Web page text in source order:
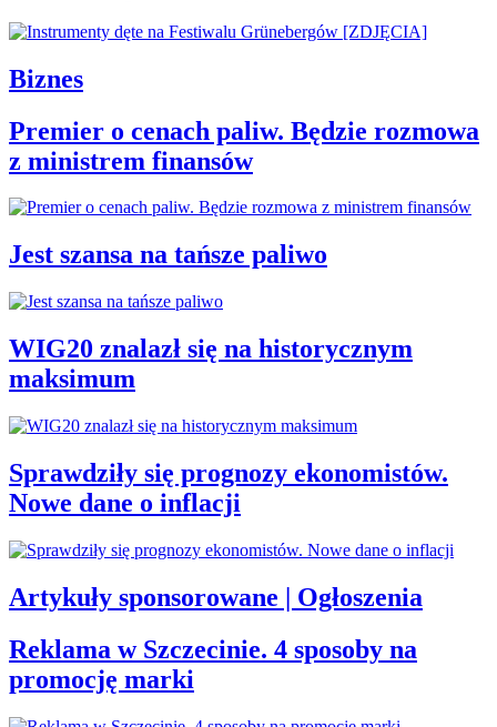
Biznes
Premier o cenach paliw. Będzie rozmowa
z ministrem finansów
Jest szansa na tańsze paliwo
WIG20 znalazł się na historycznym
maksimum
Sprawdziły się prognozy ekonomistów.
Nowe dane o inflacji
Artykuły sponsorowane | Ogłoszenia
Reklama w Szczecinie. 4 sposoby na
promocję marki